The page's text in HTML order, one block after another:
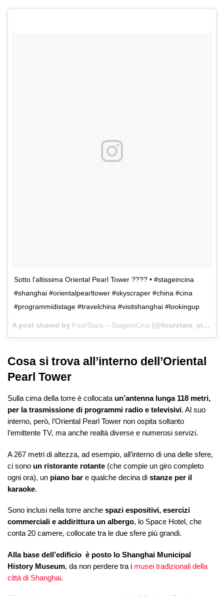
Sotto l'altissima Oriental Pearl Tower ???? • #stageincina
#shanghai #orientalpearltower #skyscraper #china #cina
#programmidistage #travelchina #visitshanghai #lookingup
A post shared by FourStars – StageinCina (@fourstars_stageincina) on
Cosa si trova all’interno dell’Oriental
Pearl Tower
Sulla cima della torre è collocata un’antenna lunga 118 metri,
per la trasmissione di programmi radio e televisivi. Al suo
interno, però, l’Oriental Pearl Tower non ospita soltanto
l’emittente TV, ma anche realtà diverse e numerosi servizi.
A 267 metri di altezza, ad esempio, all’interno di una delle sfere,
ci sono un ristorante rotante (che compie un giro completo
ogni ora), un piano bar e qualche decina di stanze per il
karaoke.
Sono inclusi nella torre anche spazi espositivi, esercizi
commerciali e addirittura un albergo, lo Space Hotel, che
conta 20 camere, collocate tra le due sfere più grandi.
Alla base dell’edificio è posto lo Shanghai Municipal
History Museum, da non perdere tra i musei tradizionali della
città di Shanghai.